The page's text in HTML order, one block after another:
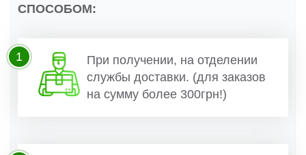
СПОСОБОМ:
При получении, на отделении
службы доставки. (для заказов
на сумму более 300грн!)
1